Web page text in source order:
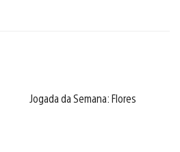
Jogada da Semana: Flores